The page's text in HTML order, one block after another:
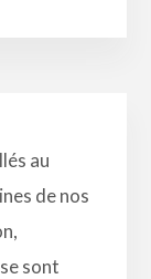
au
de nos
sont